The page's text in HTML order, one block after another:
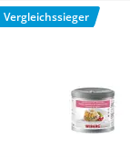
Erythrit
Müsli ohne
voll. Wählen Sie
Packungsgröße
Vergleichssieger